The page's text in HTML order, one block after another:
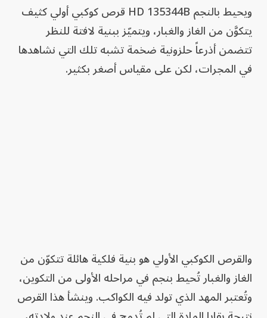
ويحيط بالنجم HD 135344B قرص كوكبي أولي كثيف
يتكوَّن من الغاز والغبار، ويتميّز ببنية لافتة للنظر
تتضمن أذرعاً حلزونية ضخمة تشبه تلك التي نشاهدها
في المجرات، لكن على مقياس أصغر بكثير.
والقرص الكوكبي الأولي هو بنية فلكية هائلة تتكوّن من
الغاز والغبار تُحيط بنجم في مراحله الأولى من التكوين،
وتُعتبر المهد الذي تولد فيه الكواكب. وينشأ هذا القرص